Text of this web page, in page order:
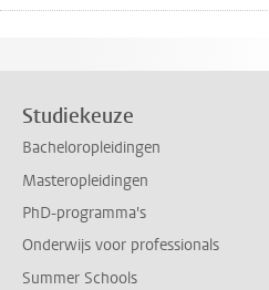
Studiekeuze
Bacheloropleidingen
Masteropleidingen
PhD-programma's
Onderwijs voor professionals
Summer Schools